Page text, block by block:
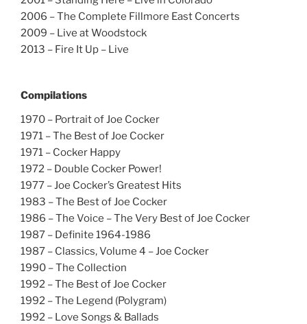
2006 – The Complete Fillmore East Concerts
2009 – Live at Woodstock
2013 – Fire It Up – Live
Compilations
1970 – Portrait of Joe Cocker
1971 – The Best of Joe Cocker
1971 – Cocker Happy
1972 – Double Cocker Power!
1977 – Joe Cocker’s Greatest Hits
1983 – The Best of Joe Cocker
1986 – The Voice – The Very Best of Joe Cocker
1987 – Definite 1964-1986
1987 – Classics, Volume 4 – Joe Cocker
1990 – The Collection
1992 – The Best of Joe Cocker
1992 – The Legend (Polygram)
1992 – Love Songs & Ballads